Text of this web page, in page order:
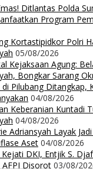
Ditlantas Polda
Program
Kortastipidkor Polri
05/08/2026
Kejaksaan Agung:
Bongkar Sarang
Pilubang Ditangkap,
04/08/2026
Keberanian Kuntadi
04/08/2026
Adriansyah Layak
Aset 04/08/2026
DKI, Entjik S.
AFPI Disorot 03/08/